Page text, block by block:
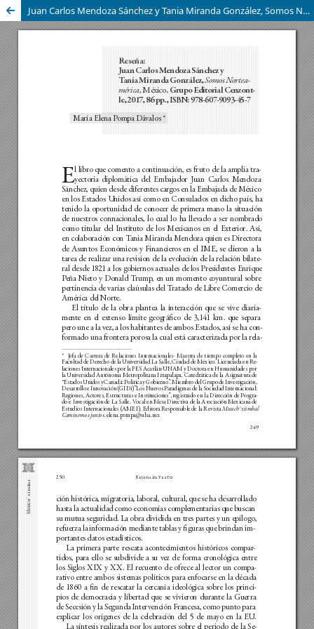
Juan Carlos Mendoza Sánchez y Tania Miranda González, Somos Norteamérica, México. Grupo Editorial Cenzontle, 2017, 86